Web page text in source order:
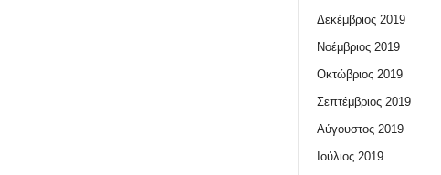
Δεκέμβριος 2019
Νοέμβριος 2019
Οκτώβριος 2019
Σεπτέμβριος 2019
Αύγουστος 2019
Ιούλιος 2019